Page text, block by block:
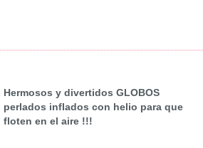
Hermosos y divertidos GLOBOS
perlados inflados con helio para que
floten en el aire !!!